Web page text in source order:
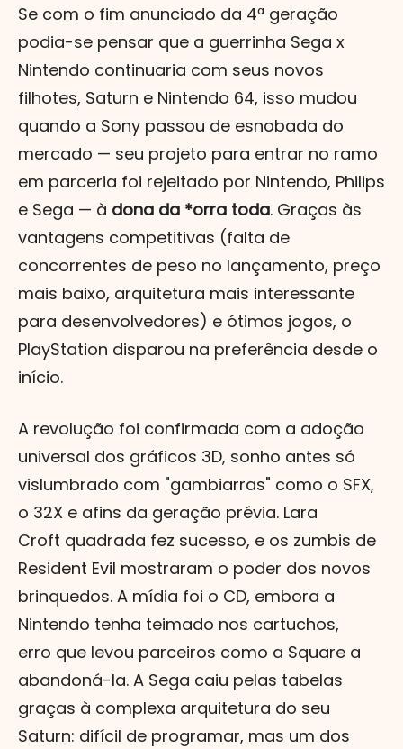
Se com o fim anunciado da 4ª geração
podia-se pensar que a guerrinha Sega x
Nintendo continuaria com seus novos
filhotes, Saturn e Nintendo 64, isso mudou
quando a Sony passou de esnobada do
mercado — seu projeto para entrar no ramo
em parceria foi rejeitado por Nintendo, Philips
e Sega — à dona da *orra toda. Graças às
vantagens competitivas (falta de
concorrentes de peso no lançamento, preço
mais baixo, arquitetura mais interessante
para desenvolvedores) e ótimos jogos, o
PlayStation disparou na preferência desde o
início.
A revolução foi confirmada com a adoção
universal dos gráficos 3D, sonho antes só
vislumbrado com "gambiarras" como o SFX,
o 32X e afins da geração prévia. Lara
Croft quadrada fez sucesso, e os zumbis de
Resident Evil mostraram o poder dos novos
brinquedos. A mídia foi o CD, embora a
Nintendo tenha teimado nos cartuchos,
erro que levou parceiros como a Square a
abandoná-la. A Sega caiu pelas tabelas
graças à complexa arquitetura do seu
Saturn: difícil de programar, mas um dos